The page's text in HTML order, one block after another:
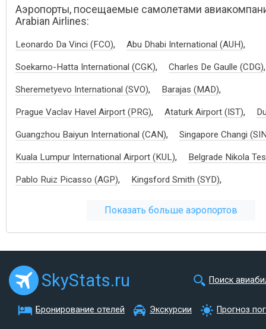
Аэропорты, посещаемые самолетами
Arabian Airlines:
Leonardo Da Vinci (FCO), Abu Dhabi International (AUH),
Soekarno-Hatta International (CGK), Charles De Gaulle (CDG),
Sheremetyevo International (SVO), Barajas (MAD),
Prague Vaclav Havel Airport (PRG), Ataturk Airport (IST),
Guangzhou Baiyun International (CAN), Singapore Changi
Kuala Lumpur International Airport (KUL), Belgrade Nikola
Pablo Ruiz Picasso (AGP), Kingsford Smith (SYD),
Показать больше аэропортов
SkyStats.ru Поиск
Бронирование отелей Экскурсии Прогноз